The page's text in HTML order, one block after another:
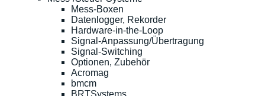
Mess-Boxen
Datenlogger, Rekorder
Hardware-in-the-Loop
Signal-Anpassung/Übertragung
Signal-Switching
Optionen, Zubehör
Acromag
bmcm
BRTSystems